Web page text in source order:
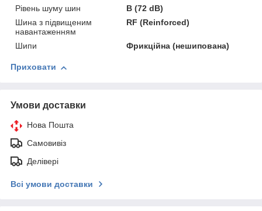
Рівень шуму шин
B (72 dB)
Шина з підвищеним
навантаженням
RF (Reinforced)
Шипи Фрикційна (нешипована)
Приховати
Умови доставки
Нова Пошта
Самовивіз
Делівері
Всі умови доставки